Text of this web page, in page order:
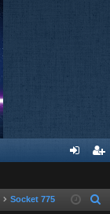
ne nr
Socket 775